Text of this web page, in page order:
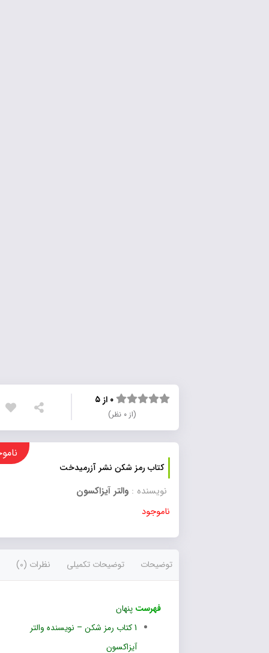
۰ از ۵
کتاب رمز شکن نشر آزرمیدخت
ناموجود
نویسنده :والتر آیزاکسون
توضیحات توضیحات تکمیلی نظرات (0)
پنهان
کتاب رمز شکن – نویسنده والتر
آیزاکسون